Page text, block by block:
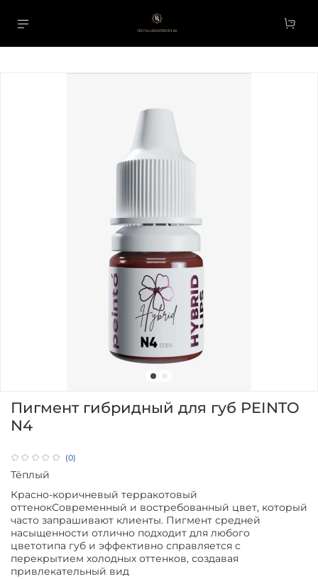
(0)
Пигмент гибридный для губ PEINTO
N4
Тёплый
Красно-коричневый терракотовый
оттенокСовременный и востребованный цвет, который
часто запрашивают клиенты. Пигмент средней
насыщенности отлично подходит для любого
цветотипа губ и эффективно справляется с
перекрытием холодных оттенков, создавая
привлекательный вид